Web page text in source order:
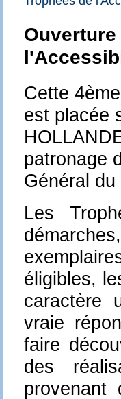
Cette
est placée
patronage
Général
Les
éligibles,
caractère
vraie
faire
des
provenant